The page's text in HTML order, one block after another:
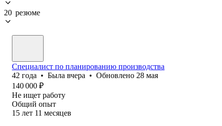
20 резюме
Специалист по планированию производства
42 года • Была вчера • Обновлено 28 мая
140 000 ₽
Не ищет работу
Общий опыт
15 лет 11 месяцев